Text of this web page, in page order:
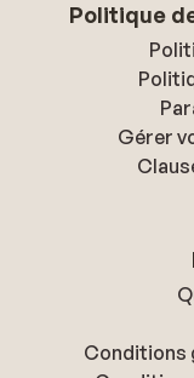
Politique
Gérer
Conditions